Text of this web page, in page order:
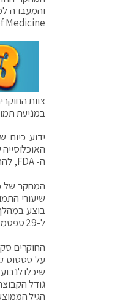
Medicine.
צוות
במניעת
ידוע
ה- FDA, להתחסן במנת חיסון שלישית, מנת הבוסטר, חמישה חודשים לאחר קבלת מנת החיסון השנייה.
שיעורי
ל-29 ספטמבר 2021.
על סטטוס
שיכלו
גודל
הגיל הממוצע של אוכלוסיית